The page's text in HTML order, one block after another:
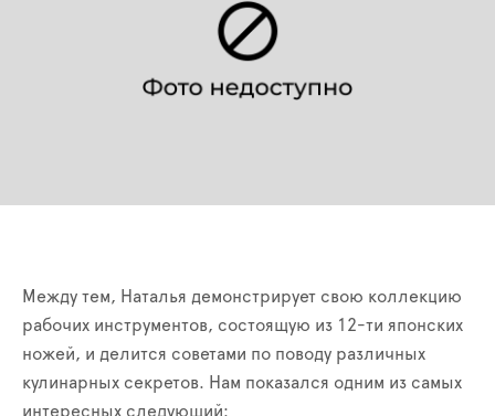
Между тем, Наталья демонстрирует свою коллекцию
рабочих инструментов, состоящую из 12-ти японских
ножей, и делится советами по поводу различных
кулинарных секретов. Нам показался одним из самых
интересных следующий: